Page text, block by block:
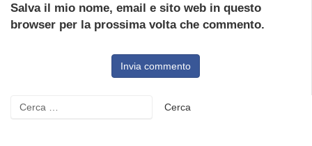
Salva il mio nome, email e sito web in questo
browser per la prossima volta che commento.
Ricerca